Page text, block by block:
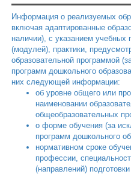
Информация о реализуемых
включая адаптированные
наличии), с указанием учебных
(модулей), практики,
образовательной программой
программ дошкольного
них следующей информации:
об уровне общего или
наименовании
общеобразовательных
о форме обучения (за
программ дошкольного
нормативном сроке
профессии,
(направлений)